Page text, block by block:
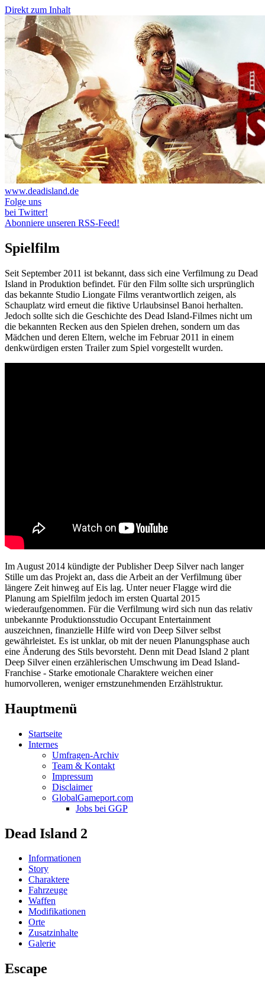
Direkt zum Inhalt
www.deadisland.de
Folge uns
bei Twitter!
Abonniere unseren RSS-Feed!
Spielfilm
Seit September 2011 ist bekannt, dass sich eine Verfilmung zu Dead
Island in Produktion befindet. Für den Film sollte sich ursprünglich
das bekannte Studio Liongate Films verantwortlich zeigen, als
Schauplatz wird erneut die fiktive Urlaubsinsel Banoi herhalten.
Jedoch sollte sich die Geschichte des Dead Island-Filmes nicht um
die bekannten Recken aus den Spielen drehen, sondern um das
Mädchen und deren Eltern, welche im Februar 2011 in einem
denkwürdigen ersten Trailer zum Spiel vorgestellt wurden.
Im August 2014 kündigte der Publisher Deep Silver nach langer
Stille um das Projekt an, dass die Arbeit an der Verfilmung über
längere Zeit hinweg auf Eis lag. Unter neuer Flagge wird die
Planung am Spielfilm jedoch im ersten Quartal 2015
wiederaufgenommen. Für die Verfilmung wird sich nun das relativ
unbekannte Produktionsstudio Occupant Entertainment
auszeichnen, finanzielle Hilfe wird von Deep Silver selbst
gewährleistet. Es ist unklar, ob mit der neuen Planungsphase auch
eine Änderung des Stils bevorsteht. Denn mit Dead Island 2 plant
Deep Silver einen erzählerischen Umschwung im Dead Island-
Franchise - Starke emotionale Charaktere weichen einer
humorvolleren, weniger ernstzunehmenden Erzählstruktur.
Hauptmenü
Startseite
Internes
Umfragen-Archiv
Team & Kontakt
Impressum
Disclaimer
GlobalGameport.com
Jobs bei GGP
Dead Island 2
Informationen
Story
Charaktere
Fahrzeuge
Waffen
Modifikationen
Orte
Zusatzinhalte
Galerie
Escape